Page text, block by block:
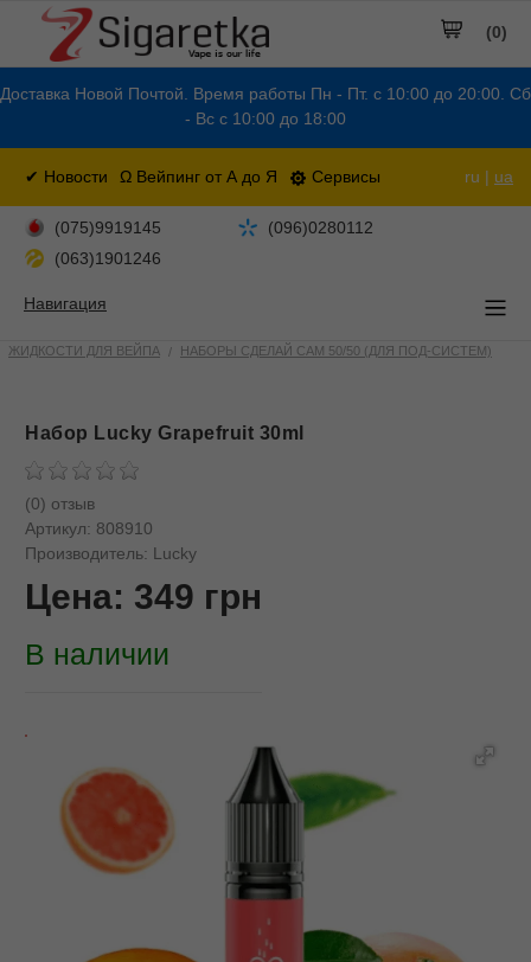
Доставка Новой Почтой. Время работы Пн - Пт. с 10:00 до 20:00. Сб
- Вс с 10:00 до 18:00
✔ Новости Ω Вейпинг от А до Я Сервисы ru | ua
(0)
(075)9919145
(096)0280112
(063)1901246
Навигация
ЖИДКОСТИ ДЛЯ ВЕЙПА НАБОРЫ СДЕЛАЙ САМ 50/50 (ДЛЯ ПОД-СИСТЕМ)
Набор Lucky Grapefruit 30ml
(0) отзыв
Артикул: 808910
Производитель: Lucky
Цена: 349 грн
В наличии